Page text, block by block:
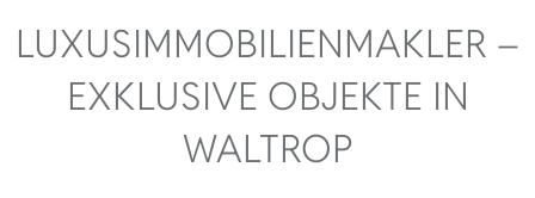
LUXUS­IMMOBILIEN­MAKLER –
EXKLUSIVE OBJEKTE IN
WALTROP